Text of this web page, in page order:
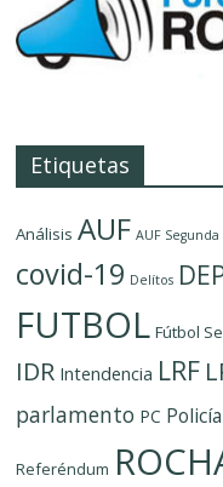
Etiquetas
Análisis AUF AUF
covid-19 Delítos
FUTBOL Fútbol
IDR Intendencia LRF
parlamento PC Policía
Referéndum